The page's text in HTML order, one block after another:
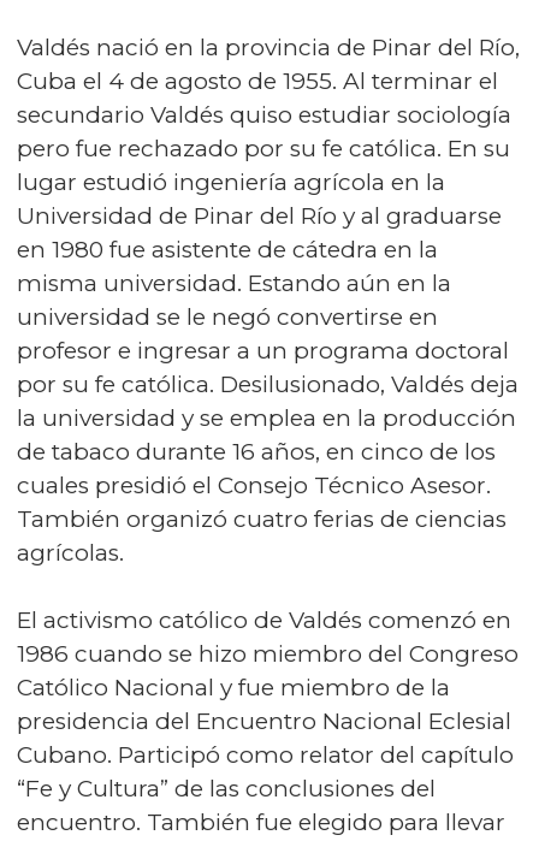
Valdés nació en la provincia de Pinar del Río,
Cuba el 4 de agosto de 1955. Al terminar el
secundario Valdés quiso estudiar sociología
pero fue rechazado por su fe católica. En su
lugar estudió ingeniería agrícola en la
Universidad de Pinar del Río y al graduarse
en 1980 fue asistente de cátedra en la
misma universidad. Estando aún en la
universidad se le negó convertirse en
profesor e ingresar a un programa doctoral
por su fe católica. Desilusionado, Valdés deja
la universidad y se emplea en la producción
de tabaco durante 16 años, en cinco de los
cuales presidió el Consejo Técnico Asesor.
También organizó cuatro ferias de ciencias
agrícolas.
El activismo católico de Valdés comenzó en
1986 cuando se hizo miembro del Congreso
Católico Nacional y fue miembro de la
presidencia del Encuentro Nacional Eclesial
Cubano. Participó como relator del capítulo
“Fe y Cultura” de las conclusiones del
encuentro. También fue elegido para llevar